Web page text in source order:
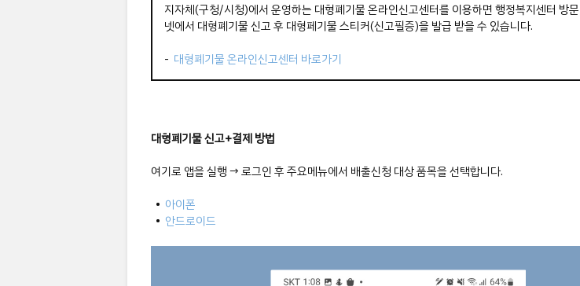
지자체(구청/시청)에서 운영하는 대형폐기물 온라인신고센터를 이용하면 행정복지센터 방
넷에서 대형폐기물 신고 후 대형페기물 스티커(신고필증)을 발급 받을 수 있습니다.
- 대형폐기물 온라인신고센터 바로가기
대형폐기물 신고+결제 방법
여기로 앱을 실행 → 로그인 후 주요메뉴에서 배출신청 대상 품목을 선택합니다.
• 아이폰
• 안드로이드